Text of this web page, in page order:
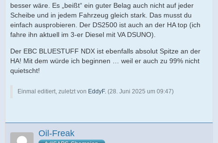
besser wäre. Es „beißt“ ein guter Belag auch nicht auf jeder
Scheibe und in jedem Fahrzeug gleich stark. Das musst du
einfach ausprobieren. Der DS2500 ist auch an der HA top (ich
fahre ihn aktuell im 3-er Diesel mit VA DSUNO).
Der EBC BLUESTUFF NDX ist ebenfalls absolut Spitze an der
HA! Mit dem würde ich beginnen … weil er auch zu 99% nicht
quietscht!
Einmal editiert, zuletzt von EddyF. (28. Juni 2025 um 09:47)
Oil-Freak